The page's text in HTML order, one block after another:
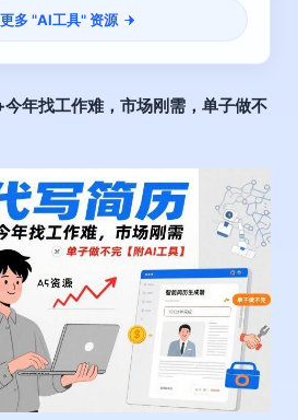
多 "AI工具" 资源
今年找工作难，市场刚需，单子做不